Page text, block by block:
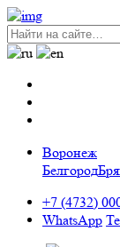
Воронеж
Белгород
+7 (4732)
WhatsApp